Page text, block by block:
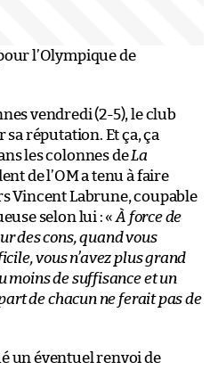
l’Olympique de
vendredi (2-5), le club
réputation. Et ça, ça
les colonnes deLa
de l’OM a tenu à faire
Vincent Labrune, coupable
selon lui : «À force de
des cons, quand vous
vous n’avez plus grand
moins de suffisance et un
de chacun ne ferait pas de
un éventuel renvoi de